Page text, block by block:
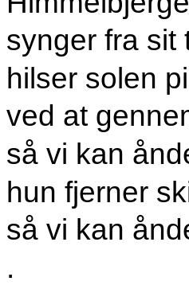
synger fra sit
hilser solen
ved at
så vi kan
hun fjerner
så vi kan
.